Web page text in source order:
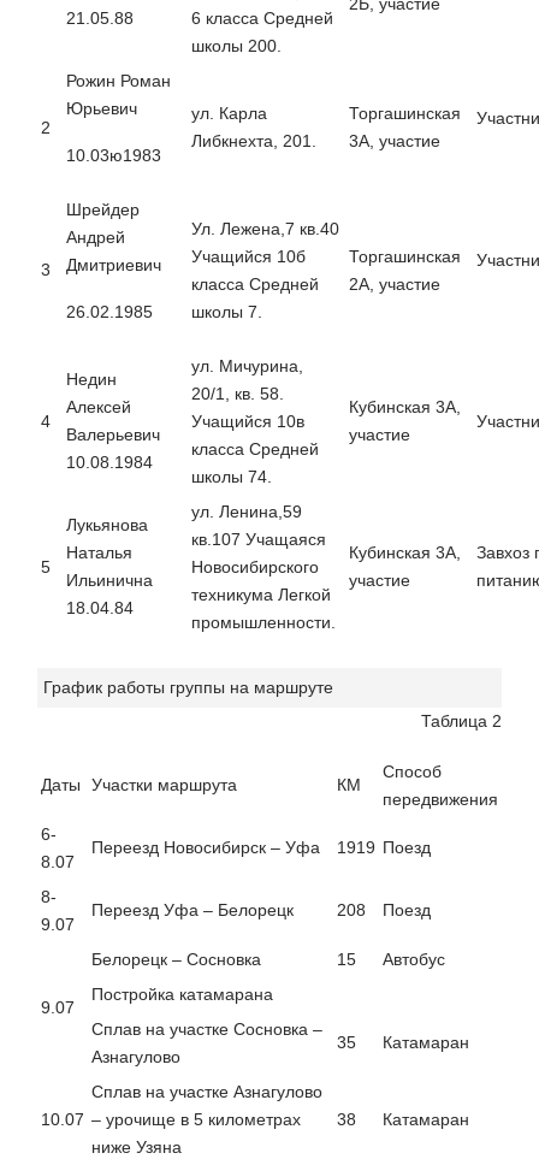
21.05.88
6 класса Средней
школы 200.
2Б, участие
2
Рожин Роман
Юрьевич
10.03ю1983
ул. Карла
Либкнехта, 201.
Торгашинская
3А, участие
3
Шрейдер
Андрей
Дмитриевич
26.02.1985
Ул. Лежена,7 кв.40
Учащийся 10б
класса Средней
школы 7.
Торгашинская
2А, участие
4
Недин
Алексей
Валерьевич
10.08.1984
ул. Мичурина,
20/1, кв. 58.
Учащийся 10в
класса Средней
школы 74.
Кубинская 3А,
участие
5
Лукьянова
Наталья
Ильинична
18.04.84
ул. Ленина,59
кв.107 Учащаяся
Новосибирского
техникума Легкой
промышленности.
Кубинская 3А,
участие
Завхоз
График работы группы на маршруте
Таблица 2
Даты Участки маршрута КМ
Способ
передвижения
6-
8.07
Переезд Новосибирск – Уфа 1919 Поезд
8-
9.07
Переезд Уфа – Белорецк 208 Поезд
9.07
Белорецк – Сосновка 15
Автобус
Постройка катамарана
Сплав на участке Сосновка –
Азнагулово
35 Катамаран
10.07
Сплав на участке Азнагулово
– урочище в 5 километрах
ниже Узяна
38 Катамаран